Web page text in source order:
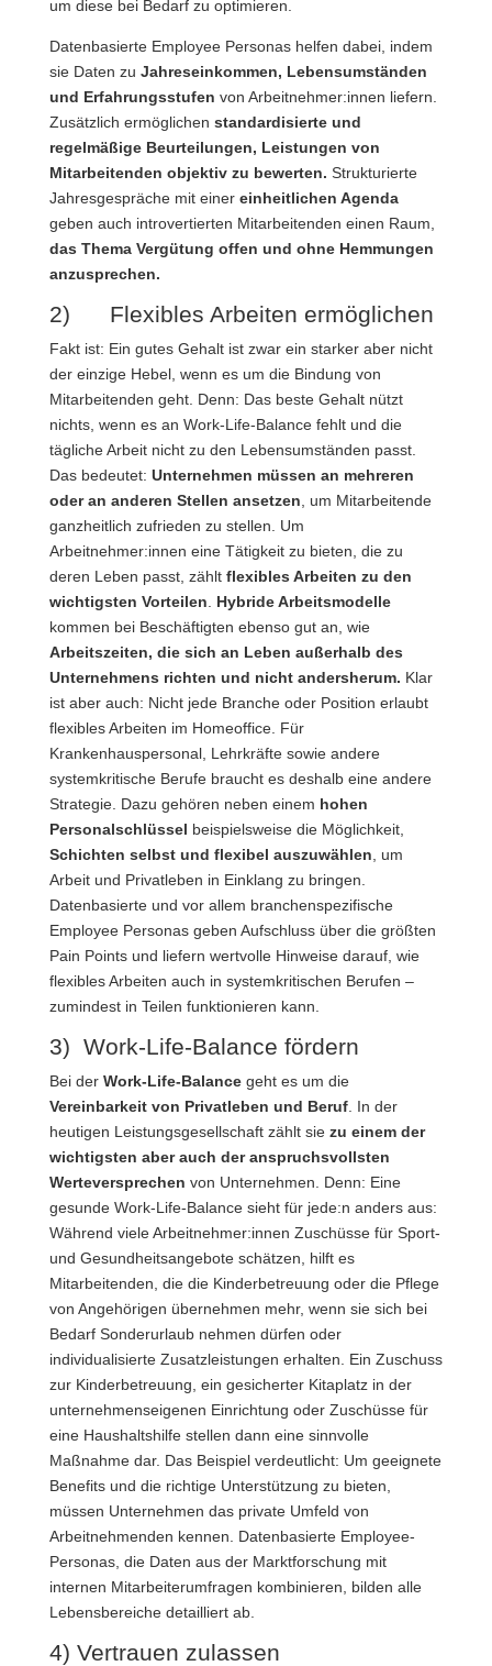
um diese bei Bedarf zu optimieren.
Datenbasierte Employee Personas helfen dabei, indem
sie Daten zu Jahreseinkommen, Lebensumständen
und Erfahrungsstufen von Arbeitnehmer:innen liefern.
Zusätzlich ermöglichen standardisierte und
regelmäßige Beurteilungen, Leistungen von
Mitarbeitenden objektiv zu bewerten. Strukturierte
Jahresgespräche mit einer einheitlichen Agenda
geben auch introvertierten Mitarbeitenden einen Raum,
das Thema Vergütung offen und ohne Hemmungen
anzusprechen.
2) Flexibles Arbeiten ermöglichen
Fakt ist: Ein gutes Gehalt ist zwar ein starker aber nicht
der einzige Hebel, wenn es um die Bindung von
Mitarbeitenden geht. Denn: Das beste Gehalt nützt
nichts, wenn es an Work-Life-Balance fehlt und die
tägliche Arbeit nicht zu den Lebensumständen passt.
Das bedeutet: Unternehmen müssen an mehreren
oder an anderen Stellen ansetzen , um Mitarbeitende
ganzheitlich zufrieden zu stellen. Um
Arbeitnehmer:innen eine Tätigkeit zu bieten, die zu
deren Leben passt, zählt flexibles Arbeiten zu den
wichtigsten Vorteilen
Hybride Arbeitsmodelle
kommen bei Beschäftigten ebenso gut an, wie
Arbeitszeiten, die sich an Leben außerhalb des
Unternehmens richten und nicht andersherum. Klar
ist aber auch: Nicht jede Branche oder Position erlaubt
flexibles Arbeiten im Homeoffice. Für
Krankenhauspersonal, Lehrkräfte sowie andere
systemkritische Berufe braucht es deshalb eine andere
Strategie. Dazu gehören neben einem hohen
Personalschlüssel beispielsweise die Möglichkeit,
Schichten selbst und flexibel auszuwählen , um
Arbeit und Privatleben in Einklang zu bringen.
Datenbasierte und vor allem branchenspezifische
Employee Personas geben Aufschluss über die größten
Pain Points und liefern wertvolle Hinweise darauf, wie
flexibles Arbeiten auch in systemkritischen Berufen –
zumindest in Teilen funktionieren kann.
3) Work-Life-Balance fördern
Bei der Work-Life-Balancegeht es um die
Vereinbarkeit von Privatleben und Beruf. In der
heutigen Leistungsgesellschaft zählt sie zu einem der
wichtigsten aber auch der anspruchsvollsten
Werteversprechen von Unternehmen. Denn: Eine
gesunde Work-Life-Balance sieht für jede:n anders aus:
Während viele Arbeitnehmer:innen Zuschüsse für Sport-
und Gesundheitsangebote schätzen, hilft es
Mitarbeitenden, die die Kinderbetreuung oder die Pflege
von Angehörigen übernehmen mehr, wenn sie sich bei
Bedarf Sonderurlaub nehmen dürfen oder
individualisierte Zusatzleistungen erhalten. Ein Zuschuss
zur Kinderbetreuung, ein gesicherter Kitaplatz in der
unternehmenseigenen Einrichtung oder Zuschüsse für
eine Haushaltshilfe stellen dann eine sinnvolle
Maßnahme dar. Das Beispiel verdeutlicht: Um geeignete
Benefits und die richtige Unterstützung zu bieten,
müssen Unternehmen das private Umfeld von
Arbeitnehmenden kennen. Datenbasierte Employee-
Personas, die Daten aus der Marktforschung mit
internen Mitarbeiterumfragen kombinieren, bilden alle
Lebensbereiche detailliert ab.
4) Vertrauen zulassen